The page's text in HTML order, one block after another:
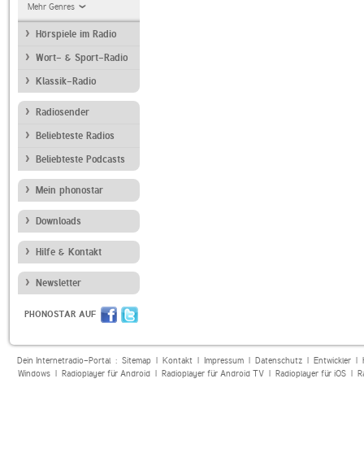
Mehr Genres
Hörspiele im Radio
Wort- & Sport-Radio
Klassik-Radio
Radiosender
Beliebteste Radios
Beliebteste Podcasts
Mein phonostar
Downloads
Hilfe & Kontakt
Newsletter
PHONOSTAR AUF
Dein Internetradio-Portal : Sitemap| Kontakt| Impressum| Datenschutz| Entwickler|
Windows| Radioplayer für Android| Radioplayer für Android TV| Radioplayer für iOS|